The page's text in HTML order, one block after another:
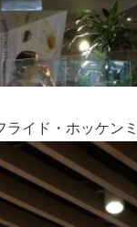
イド・ホッケンミ